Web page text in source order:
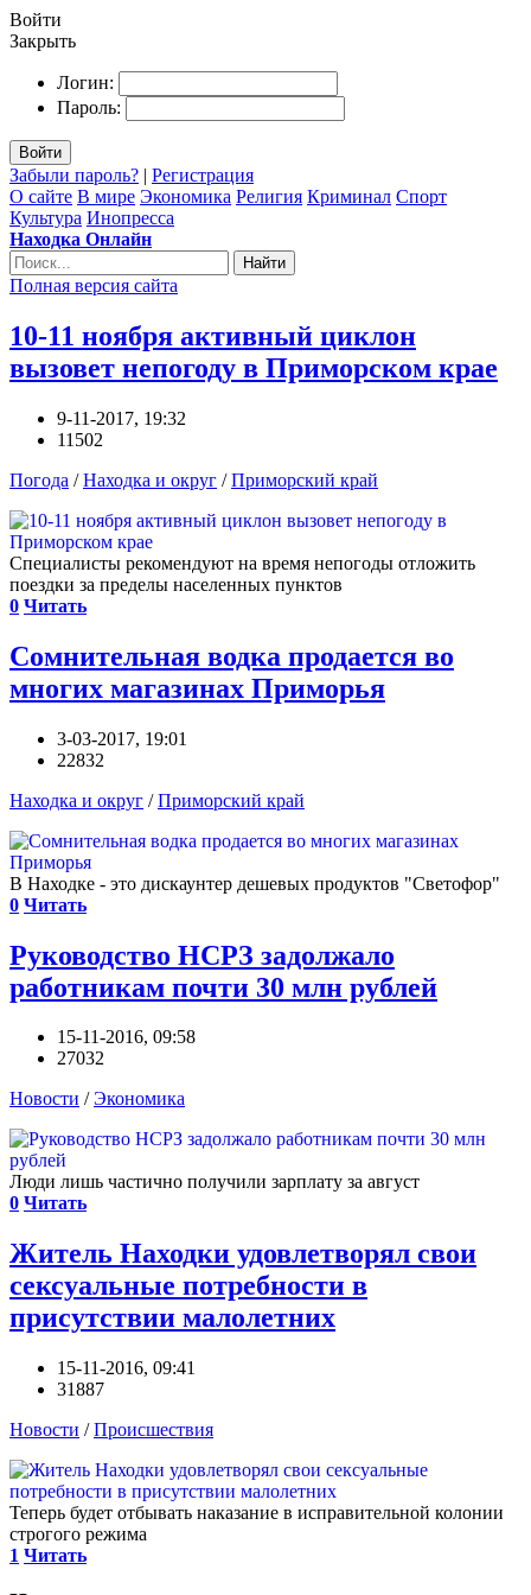
Войти
Закрыть
Логин:
Пароль:
Войти
Забыли пароль? | Регистрация
О сайте В мире Экономика Религия Криминал Спорт
Культура Инопресса
Находка Онлайн
Найти
Полная версия сайта
10-11 ноября активный циклон
вызовет непогоду в Приморском крае
9-11-2017, 19:32
11502
Погода /Находка и округ /Приморский край
Специалисты рекомендуют на время непогоды отложить
поездки за пределы населенных пунктов
0 Читать
Сомнительная водка продается во
многих магазинах Приморья
3-03-2017, 19:01
22832
Находка и округ /Приморский край
В Находке - это дискаунтер дешевых продуктов "Светофор"
0 Читать
Руководство НСРЗ задолжало
работникам почти 30 млн рублей
15-11-2016, 09:58
27032
Новости /Экономика
Люди лишь частично получили зарплату за август
0 Читать
Житель Находки удовлетворял свои
сексуальные потребности в
присутствии малолетних
15-11-2016, 09:41
31887
Новости /Происшествия
Теперь будет отбывать наказание в исправительной колонии
строгого режима
1 Читать